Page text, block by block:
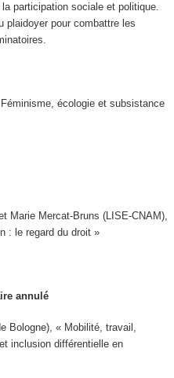
la participation sociale et politique.
plaidoyer pour combattre les
écologie et subsistance
Marie Mercat-Bruns (LISE-CNAM),
: le regard du droit »
annulé
Bologne), « Mobilité, travail,
inclusion différentielle en